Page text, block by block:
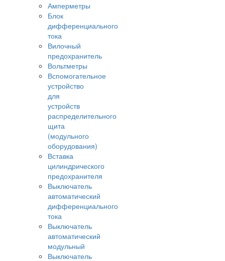
Амперметры
Блок
дифференциального
тока
Вилочный
предохранитель
Вольтметры
Вспомогательное
устройство
для
устройств
распределительного
щита
(модульного
оборудования)
Вставка
цилиндрического
предохранителя
Выключатель
автоматический
дифференциального
тока
Выключатель
автоматический
модульный
Выключатель